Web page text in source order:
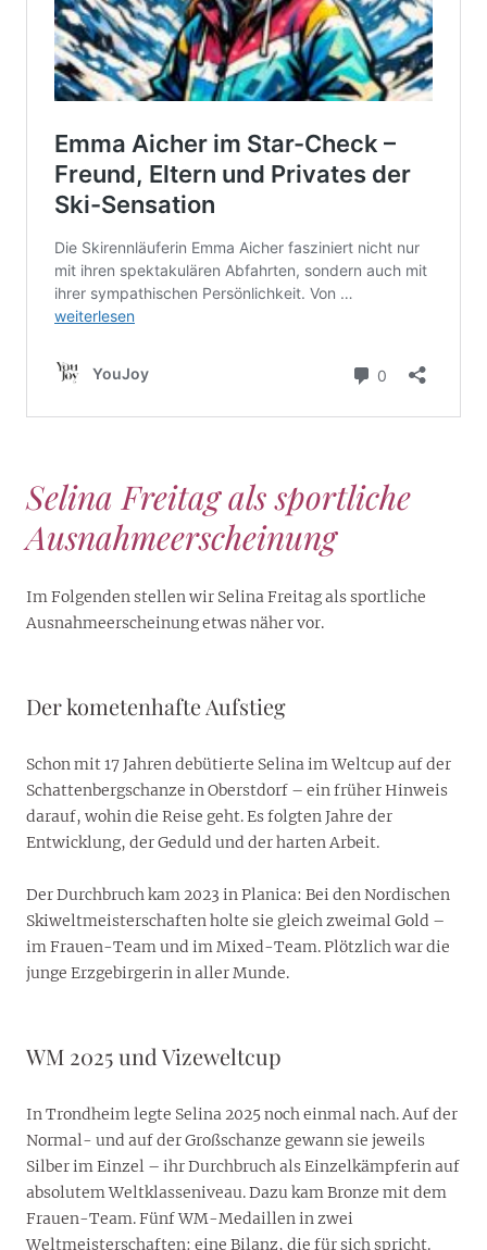
Selina Freitag als sportliche
Ausnahmeerscheinung
Im Folgenden stellen wir Selina Freitag als sportliche
Ausnahmeerscheinung etwas näher vor.
Der kometenhafte Aufstieg
Schon mit 17 Jahren debütierte Selina im Weltcup auf der
Schattenbergschanze in Oberstdorf – ein früher Hinweis
darauf, wohin die Reise geht. Es folgten Jahre der
Entwicklung, der Geduld und der harten Arbeit.
Der Durchbruch kam 2023 in Planica: Bei den Nordischen
Skiweltmeisterschaften holte sie gleich zweimal Gold –
im Frauen-Team und im Mixed-Team. Plötzlich war die
junge Erzgebirgerin in aller Munde.
WM 2025 und Vizeweltcup
In Trondheim legte Selina 2025 noch einmal nach. Auf der
Normal- und auf der Großschanze gewann sie jeweils
Silber im Einzel – ihr Durchbruch als Einzelkämpferin auf
absolutem Weltklasseniveau. Dazu kam Bronze mit dem
Frauen-Team. Fünf WM-Medaillen in zwei
Weltmeisterschaften: eine Bilanz, die für sich spricht.